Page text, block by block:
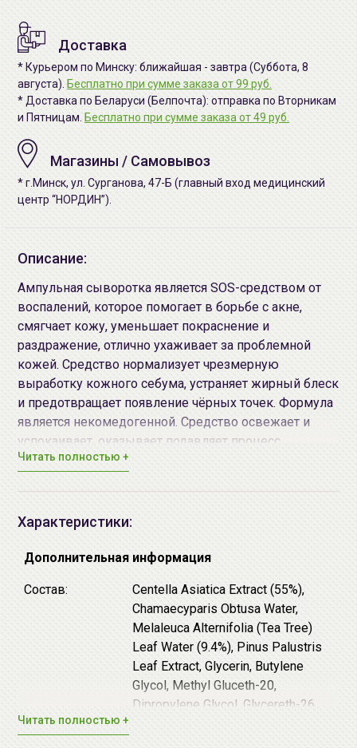
Доставка
* Курьером по Минску: ближайшая - завтра (Суббота, 8
августа). Бесплатно при сумме заказа от 99 руб.
* Доставка по Беларуси (Белпочта): отправка по Вторникам
и Пятницам. Бесплатно при сумме заказа от 49 руб.
Магазины / Самовывоз
* г.Минск, ул. Сурганова, 47-Б (главный вход медицинский
центр “НОРДИН”).
Описание:
Ампульная сыворотка является SOS-средством от
воспалений, которое помогает в борьбе с акне,
смягчает кожу, уменьшает покраснение и
раздражение, отлично ухаживает за проблемной
кожей. Средство нормализует чрезмерную
выработку кожного себума, устраняет жирный блеск
и предотвращает появление чёрных точек. Формула
является некомедогенной. Средство освежает и
успокаивает, оказывает подавляет процесс
воспаления, при этом не пересушивает кожу. Лёгкая
- извлечённый из растений, произрастающих в
экологически чистом районе Мадагаскара,
успокаивает раздражение и покраснение,
увлажняет, повышает эластичность и снижает
чувствительность к внешним раздражителям.
Гидролат и масло листьев чайного дерева -
натуральный антисептик, оказывает
противовоспалительное действие, улучшает
состояние кожи с акне.
Anti Sebum P (экстракты сосны, вяза, ослинника,
Читать полностью +
Характеристики:
Дополнительная информация
Состав:
Centella Asiatica Extract (55%),
Chamaecyparis Obtusa Water,
Melaleuca Alternifolia (Tea Tree)
Leaf Water (9.4%), Pinus Palustris
Leaf Extract, Glycerin, Butylene
Glycol, Methyl Gluceth-20,
Dipropylene Glycol, Glycereth-26,
Читать полностью +